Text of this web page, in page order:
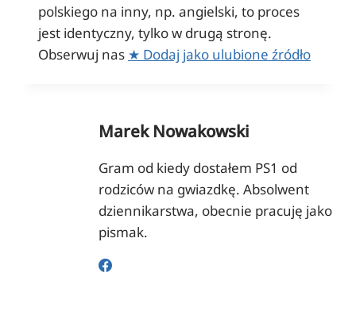
polskiego na inny, np. angielski, to proces
jest identyczny, tylko w drugą stronę.
Obserwuj nas ★ Dodaj jako ulubione źródło
Marek Nowakowski
Gram od kiedy dostałem PS1 od
rodziców na gwiazdkę. Absolwent
dziennikarstwa, obecnie pracuję jako
pismak.